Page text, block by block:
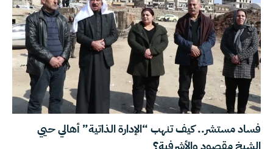
فساد مستشر.. كيف تنهب “الإدارة الذاتية” أهالي حيي